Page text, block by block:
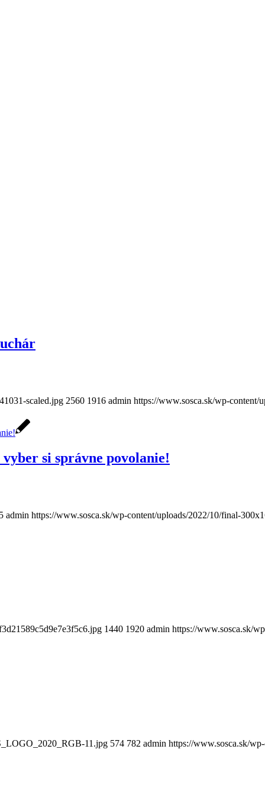
scaled.jpg 2560 1916 admin https://www.sosca.sk/wp-content/
si správne povolanie!
admin https://www.sosca.sk/wp-content/uploads/2022/10/final-
1440 1920 admin https://www.sosca.sk/
11.jpg 574 782 admin https://www.sosca.sk/